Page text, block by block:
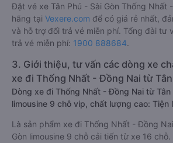
Đặt vé xe Tân Phú - Sài Gòn Thống Nhất
hãng tại Vexere.com để có giá rẻ nhất,
và hỗ trợ đổi trả vé miễn phí. Tổng đài tư
trả vé miễn phí: 1900 888684.
3. Giới thiệu, tư vấn các dòng xe
xe đi Thống Nhất - Đồng Nai từ
Dòng xe đi Thống Nhất - Đồng Nai từ Tân
limousine 9 chỗ vip, chất lượng cao: Tiện
Là sản phẩm xe đi Thống Nhất - Đồng
Gòn limousine 9 chỗ cải tiến từ xe 16